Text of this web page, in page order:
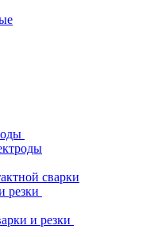
сварки
резки
и резки